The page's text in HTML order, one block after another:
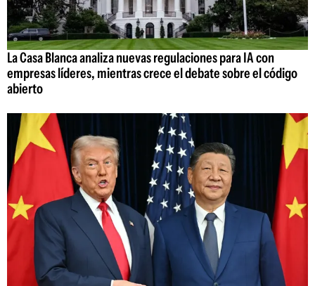
La Casa Blanca analiza nuevas regulaciones para IA con
empresas líderes, mientras crece el debate sobre el código
abierto